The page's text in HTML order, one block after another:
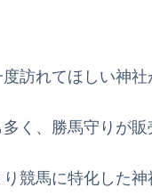
訪れてほしい神社
く、勝馬守りが販
競馬に特化した神